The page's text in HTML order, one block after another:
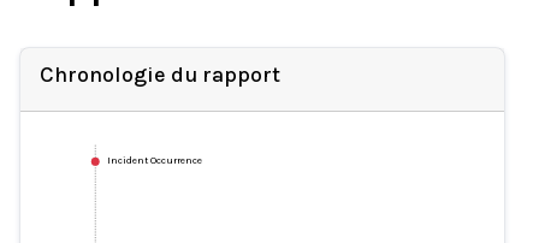
Chronologie du rapport
Incident Occurrence